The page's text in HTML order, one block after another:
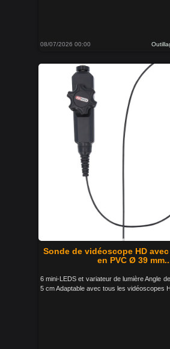
08/07/2026 00:00
Sonde de vidéoscope HD
en PVC Ø 39
6 mini-LEDS et variateur de lumière Angle
5 cm Adaptable avec tous les vidéoscopes